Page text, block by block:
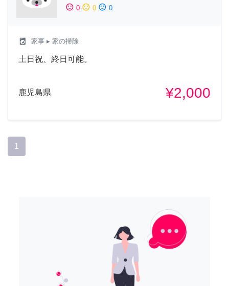
sentiment_satisfied 0 sentiment_neutral 0 sentiment_dissatisfied 0
local_laundry_service 家事 ▸ 家の掃除
土日祝、終日可能。
鹿児島県 ¥2,000
1